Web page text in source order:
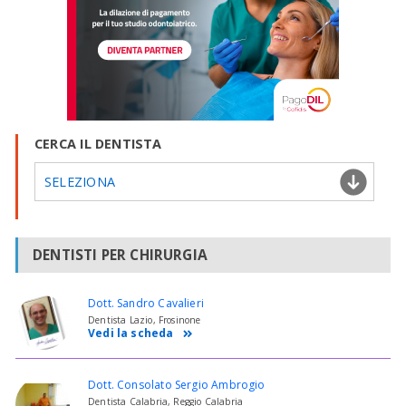
CERCA IL DENTISTA
SELEZIONA
DENTISTI PER CHIRURGIA
Dott. Sandro Cavalieri
Dentista Lazio, Frosinone
Vedi la scheda
Dott. Consolato Sergio Ambrogio
Dentista Calabria, Reggio Calabria